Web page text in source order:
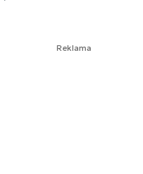
Reklama